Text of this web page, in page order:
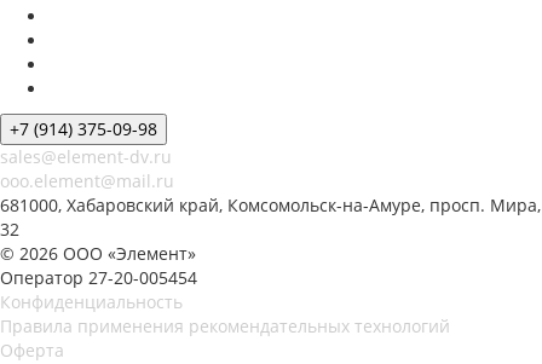
+7 (914) 375-09-98
sales@element-dv.ru
ooo.element@mail.ru
681000, Хабаровский край, Комсомольск-на-Амуре, просп. Мира,
32
© 2026 ООО «Элемент»
Оператор 27-20-005454
Конфиденциальность
Правила применения рекомендательных технологий
Оферта